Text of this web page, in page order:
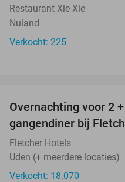
Restaurant Xie Xie
Nuland
Verkocht: 225
Overnachting voor 2
gangendiner bij
Fletcher Hotels
Uden (+ meerdere locaties)
Verkocht: 18.070